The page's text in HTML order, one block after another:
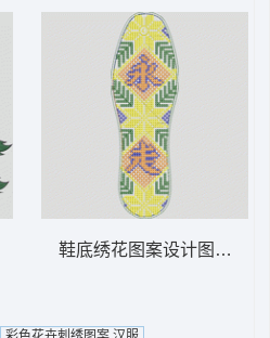
鞋底绣花图案设计图 鞋垫